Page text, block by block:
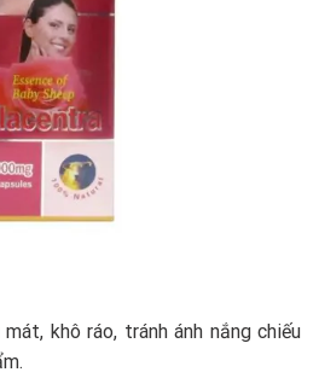
khô ráo, tránh ánh nắng chiếu